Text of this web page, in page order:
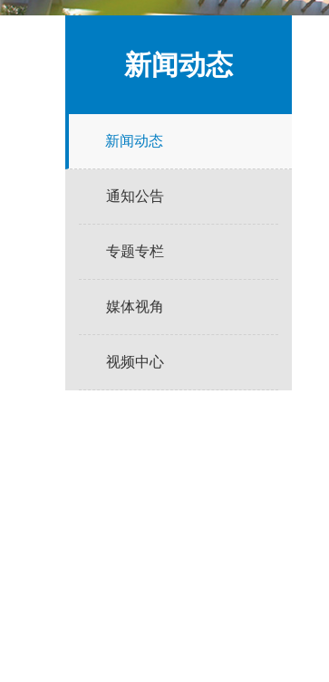
新闻动态
新闻动态
通知公告
专题专栏
媒体视角
视频中心